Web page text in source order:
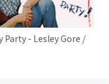
Party - Lesley Gore /